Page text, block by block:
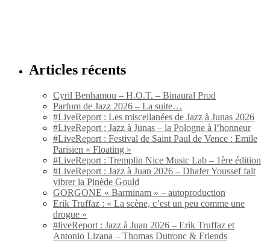
Articles récents
Cyril Benhamou – H.O.T. – Binaural Prod
Parfum de Jazz 2026 – La suite…
#LiveReport : Les miscellanées de Jazz à Junas 2026
#LiveReport : Jazz à Junas – la Pologne à l’honneur
#LiveReport : Festival de Saint Paul de Vence : Emile
Parisien « Floating »
#LiveReport : Tremplin Nice Music Lab – 1ère édition
#LiveReport : Jazz à Juan 2026 – Dhafer Youssef fait
vibrer la Pinède Gould
GORGONE « Barminam » – autoproduction
Erik Truffaz : « La scène, c’est un peu comme une
drogue »
#liveReport : Jazz à Juan 2026 – Erik Truffaz et
Antonio Lizana – Thomas Dutronc & Friends